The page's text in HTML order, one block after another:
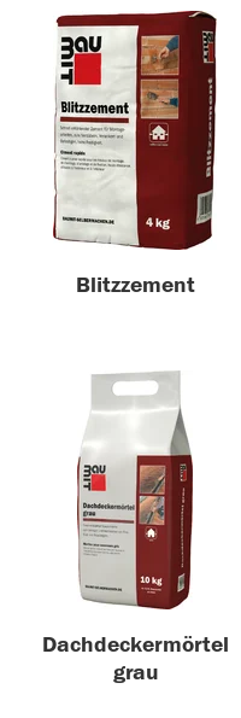
Blitzzement
Dachdeckermörtel
grau